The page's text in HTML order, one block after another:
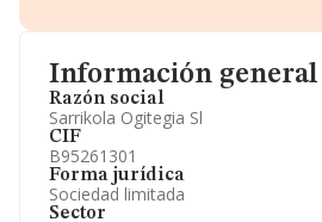
Información general
Razón social
Sarrikola Ogitegia Sl
CIF
B95261301
Forma jurídica
Sociedad limitada
Sector
Información oficial y registral